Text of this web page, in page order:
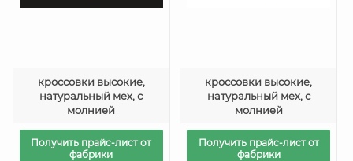
кроссовки высокие,
натуральный мех, с
молнией
Получить прайс-лист от
фабрики
кроссовки высокие,
натуральный мех, с
молнией
Получить прайс-лист от
фабрики